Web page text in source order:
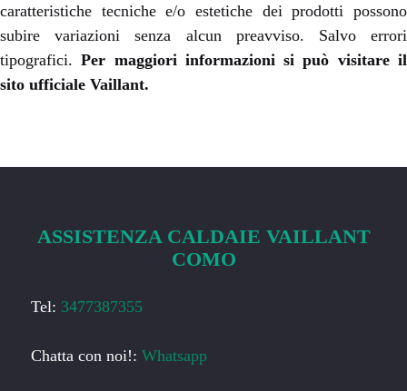
caratteristiche tecniche e/o estetiche dei prodotti possono
subire variazioni senza alcun preavviso. Salvo errori
tipografici.Per maggiori informazioni si può visitare il
sito ufficiale Vaillant.
ASSISTENZA CALDAIE VAILLANT
COMO
Tel: 3477387355
Chatta con noi!: Whatsapp